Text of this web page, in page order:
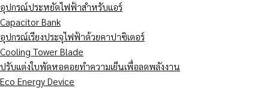
อุปกรณ์ประหยัดไฟฟ้าสำหรับแอร์
Capacitor Bank
อุปกรณ์เรียงประจุไฟฟ้าด้วยคาปาซิเตอร์
Cooling Tower Blade
ปรับแต่งใบพัดหอคอยทำความเย็นเพื่อลดพลังงาน
Eco Energy Device